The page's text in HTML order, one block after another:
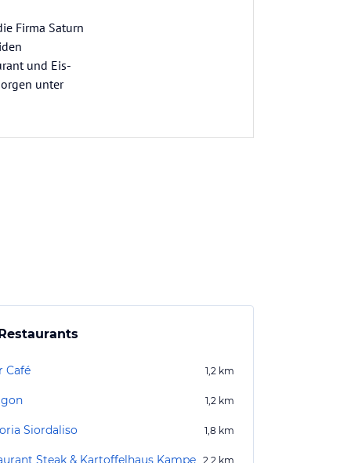
Firma Saturn
und Eis-
unter
Café 1,2 km
1,2 km
Siordaliso 1,8 km
Steak & Kartoffelhaus Kampe 2,2 km